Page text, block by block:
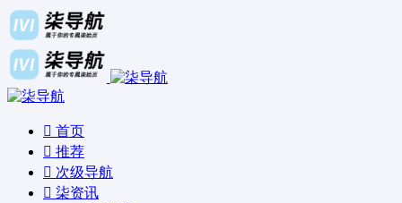
首页
推荐
次级导航
柒资讯